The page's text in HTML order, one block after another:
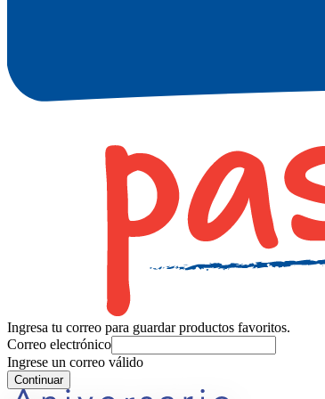
Ingresa tu correo para guardar productos favoritos.
Correo electrónico
Ingrese un correo válido
Continuar